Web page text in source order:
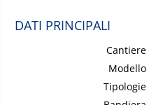
DATI PRINCIPALI
Cantiere
Modello
Tipologie